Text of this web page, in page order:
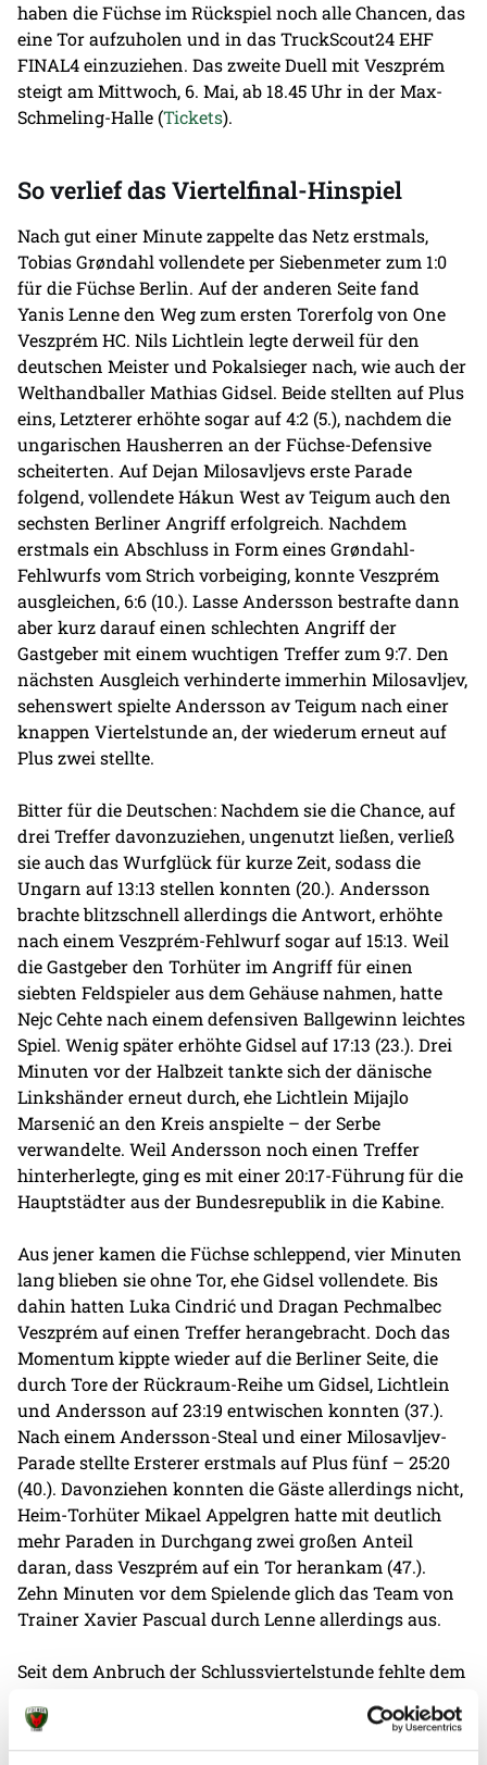
haben die Füchse im Rückspiel noch alle Chancen, das
eine Tor aufzuholen und in das TruckScout24 EHF
FINAL4 einzuziehen. Das zweite Duell mit Veszprém
steigt am Mittwoch, 6. Mai, ab 18.45 Uhr in der Max-
Schmeling-Halle (Tickets).
So verlief das Viertelfinal-Hinspiel
Nach gut einer Minute zappelte das Netz erstmals,
Tobias Grøndahl vollendete per Siebenmeter zum 1:0
für die Füchse Berlin. Auf der anderen Seite fand
Yanis Lenne den Weg zum ersten Torerfolg von One
Veszprém HC. Nils Lichtlein legte derweil für den
deutschen Meister und Pokalsieger nach, wie auch der
Welthandballer Mathias Gidsel. Beide stellten auf Plus
eins, Letzterer erhöhte sogar auf 4:2 (5.), nachdem die
ungarischen Hausherren an der Füchse-Defensive
scheiterten. Auf Dejan Milosavljevs erste Parade
folgend, vollendete Hákun West av Teigum auch den
sechsten Berliner Angriff erfolgreich. Nachdem
erstmals ein Abschluss in Form eines Grøndahl-
Fehlwurfs vom Strich vorbeiging, konnte Veszprém
ausgleichen, 6:6 (10.). Lasse Andersson bestrafte dann
aber kurz darauf einen schlechten Angriff der
Gastgeber mit einem wuchtigen Treffer zum 9:7. Den
nächsten Ausgleich verhinderte immerhin Milosavljev,
sehenswert spielte Andersson av Teigum nach einer
knappen Viertelstunde an, der wiederum erneut auf
Plus zwei stellte.
Bitter für die Deutschen: Nachdem sie die Chance, auf
drei Treffer davonzuziehen, ungenutzt ließen, verließ
sie auch das Wurfglück für kurze Zeit, sodass die
Ungarn auf 13:13 stellen konnten (20.). Andersson
brachte blitzschnell allerdings die Antwort, erhöhte
nach einem Veszprém-Fehlwurf sogar auf 15:13. Weil
die Gastgeber den Torhüter im Angriff für einen
siebten Feldspieler aus dem Gehäuse nahmen, hatte
Nejc Cehte nach einem defensiven Ballgewinn leichtes
Spiel. Wenig später erhöhte Gidsel auf 17:13 (23.). Drei
Minuten vor der Halbzeit tankte sich der dänische
Linkshänder erneut durch, ehe Lichtlein Mijajlo
Marsenić an den Kreis anspielte – der Serbe
verwandelte. Weil Andersson noch einen Treffer
hinterherlegte, ging es mit einer 20:17-Führung für die
Hauptstädter aus der Bundesrepublik in die Kabine.
Aus jener kamen die Füchse schleppend, vier Minuten
lang blieben sie ohne Tor, ehe Gidsel vollendete. Bis
dahin hatten Luka Cindrić und Dragan Pechmalbec
Veszprém auf einen Treffer herangebracht. Doch das
Momentum kippte wieder auf die Berliner Seite, die
durch Tore der Rückraum-Reihe um Gidsel, Lichtlein
und Andersson auf 23:19 entwischen konnten (37.).
Nach einem Andersson-Steal und einer Milosavljev-
Parade stellte Ersterer erstmals auf Plus fünf – 25:20
(40.). Davonziehen konnten die Gäste allerdings nicht,
Heim-Torhüter Mikael Appelgren hatte mit deutlich
mehr Paraden in Durchgang zwei großen Anteil
daran, dass Veszprém auf ein Tor herankam (47.).
Zehn Minuten vor dem Spielende glich das Team von
Trainer Xavier Pascual durch Lenne allerdings aus.
Seit dem Anbruch der Schlussviertelstunde fehlte dem
sodass sie sich den Ausgleich einfingen. Die
Aufholjagd der Lokalmatadoren heizte die One